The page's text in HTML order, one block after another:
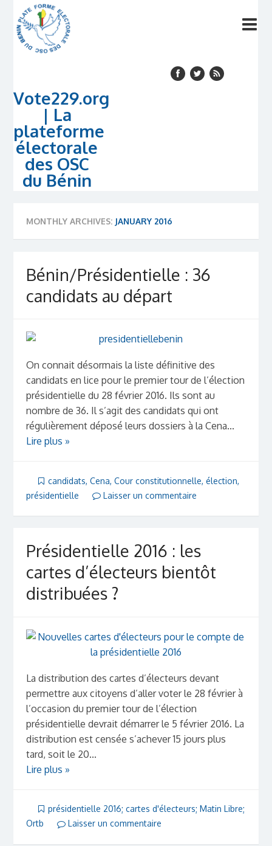
Vote229.org
| La
plateforme
électorale
des OSC
du Bénin
MONTHLY ARCHIVES: JANUARY 2016
Bénin/Présidentielle : 36
candidats au départ
On connait désormais la liste définitive des
candidats en lice pour le premier tour de l’élection
présidentielle du 28 février 2016. Ils sont au
nombre de 36. Il s’agit des candidats qui ont
régulièrement déposé leurs dossiers à la Cena...
Lire plus »
candidats, Cena, Cour constitutionnelle, élection,
présidentielle
Laisser un commentaire
Présidentielle 2016 : les
cartes d’électeurs bientôt
distribuées ?
La distribution des cartes d’électeurs devant
permettre aux citoyens d’aller voter le 28 février à
l’occasion du premier tour de l’élection
présidentielle devrait démarrer le 5 février 2016. La
distribution est censée s’achever 15 jours plus
tard, soit le 20...
Lire plus »
présidentielle 2016; cartes d'électeurs; Matin Libre;
Ortb
Laisser un commentaire